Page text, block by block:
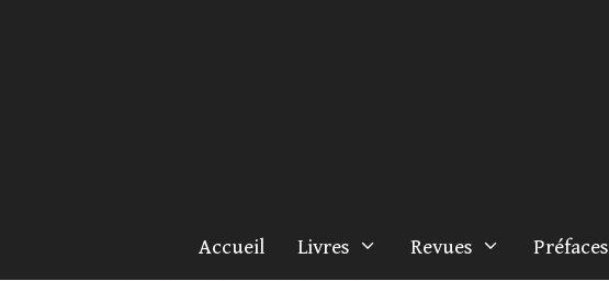
Accueil Livres Revues Préfaces